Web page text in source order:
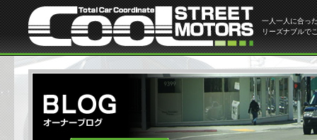
一人一人に合っ
リーズナブルで